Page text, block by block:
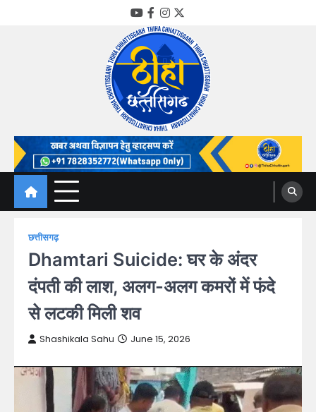
YouTube
Facebook
Instagram
Twitter
Thiha Chhattisgarh
गोठ जन-जन के
छत्तीसगढ़
Dhamtari Suicide: घर के अंदर
दंपती की लाश, अलग-अलग कमरों में फंदे
से लटकी मिली शव
Shashikala Sahu June 15, 2026